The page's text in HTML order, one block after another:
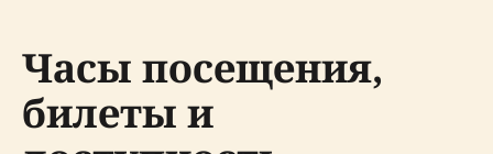
Часы посещения,
билеты и